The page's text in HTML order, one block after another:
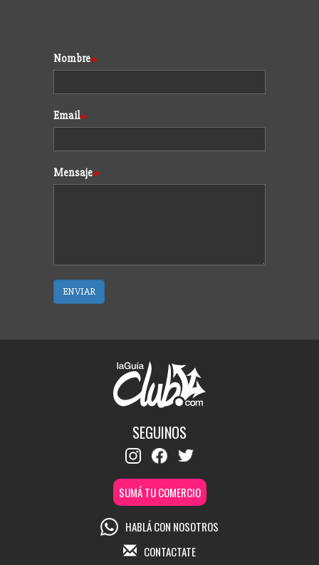
Formulario
Nombre
Email
Mensaje
ENVIAR
SEGUINOS
SUMÁ TU COMERCIO
HABLÁ CON NOSOTROS
CONTACTATE